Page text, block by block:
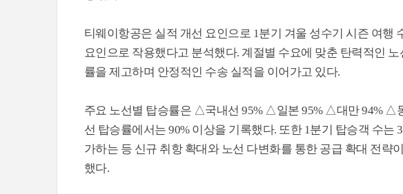
티웨이항공은 실적 개선 요인으로 1분기 겨울 성수기 시즌 여행
요인으로 작용했다고 분석했다. 계절별 수요에 맞춘 탄력적인
률을 제고하며 안정적인 수송 실적을 이어가고 있다.
주요 노선별 탑승률은 △국내선 95% △일본 95% △대만 94% △
선 탑승률에서는 90% 이상을 기록했다. 또한 1분기 탑승객 수는
가하는 등 신규 취항 확대와 노선 다변화를 통한 공급 확대 전략
했다.